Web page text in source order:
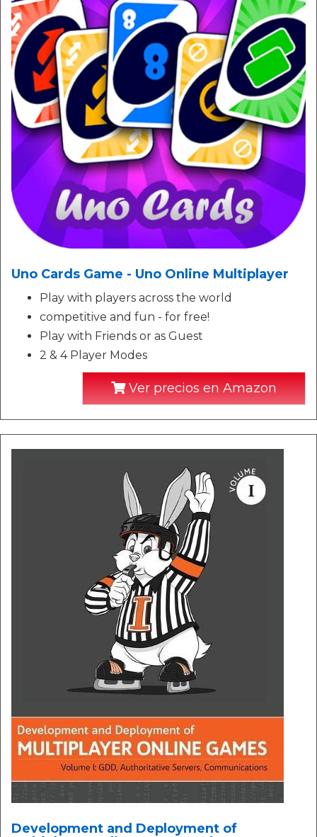
Uno Cards Game - Uno Online Multiplayer
Play with players across the world
competitive and fun - for free!
Play with Friends or as Guest
2 & 4 Player Modes
Ver precios en Amazon
Development and Deployment of